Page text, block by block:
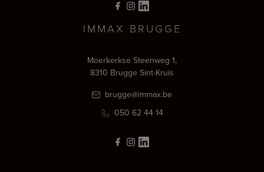
IMMAX BRUGGE
Moerkerkse Steenweg 1,
8310 Brugge Sint-Kruis
brugge@immax.be
050 62 44 14